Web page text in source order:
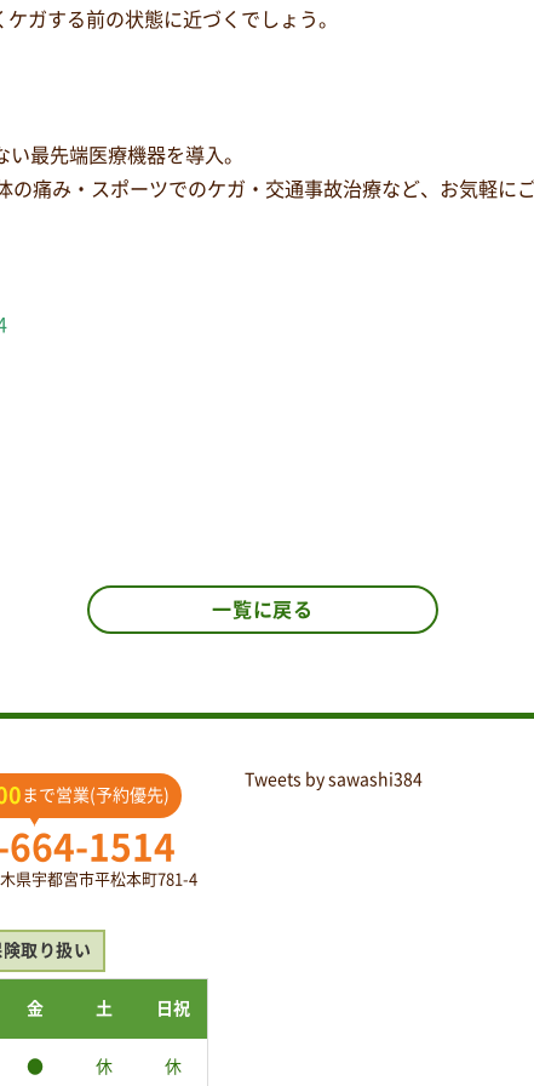
ガする前の状態に近づくでしょう。
最先端医療機器を導入。
痛み・スポーツでのケガ・交通事故治療など、お気軽に
一覧に戻る
まで営業(予約優先)
664-1514
県宇都宮市平松本町781-4
取り扱い
金 土 日祝
● 休 休
Tweets by sawashi384